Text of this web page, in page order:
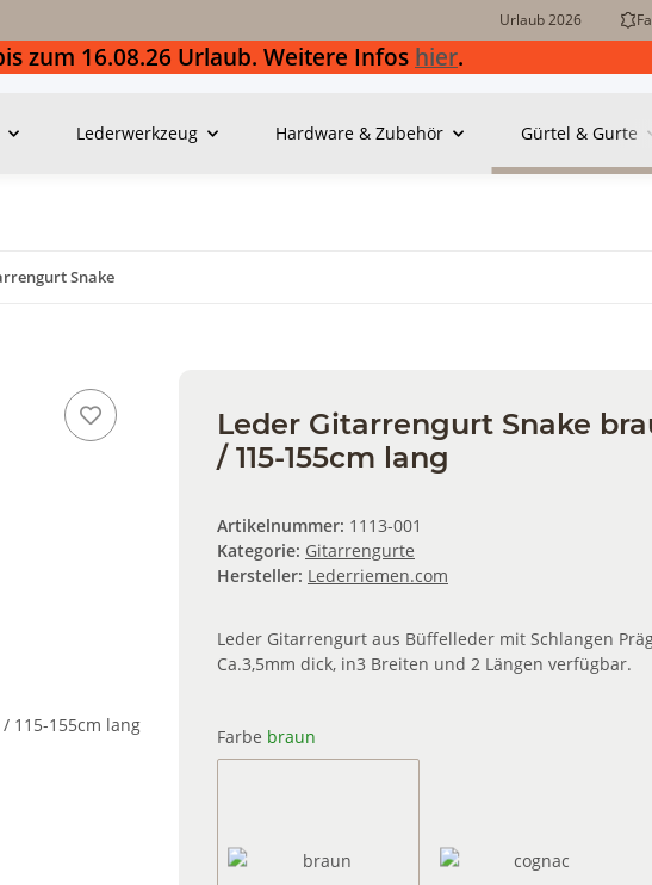
Urlaub 2026
zum 16.08.26 Urlaub. Weitere Infos hier.
Lederwerkzeug Hardware & Zubehör Gürtel & Gurte
Snake
Leder Gitarrengurt Snake
/ 115-155cm lang
Artikelnummer: 1113-001
Kategorie: Gitarrengurte
Hersteller: Lederriemen.com
Leder Gitarrengurt aus Büffelleder mit Schlangen
Ca.3,5mm dick, in3 Breiten und 2 Längen verfügbar.
Farbe braun